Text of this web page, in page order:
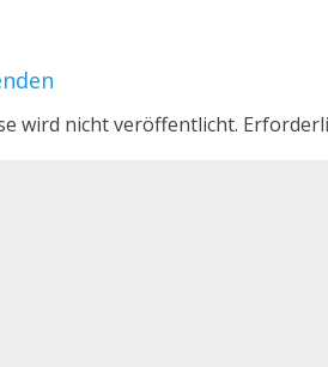
wird nicht veröffentlicht.